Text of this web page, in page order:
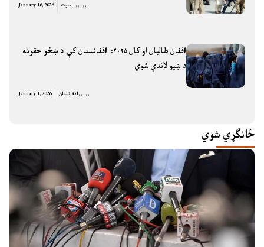
January 16, 2026 امنیت,,,,,,
افغان طالبان او کال ۲۰۲۵: افغانستان کې د ښځو حقونه
د ښپو لاندې شوي
January 3, 2026 افغانستان,,,,,
ځانګړي شوي